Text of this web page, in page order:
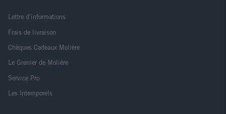
Lettre d'informations
Frais de livraison
Chèques Cadeaux Molière
Le Grenier de Molière
Service Pro
Les Intemporels